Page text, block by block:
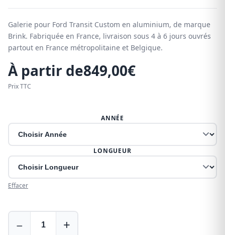
Galerie pour Ford Transit Custom en aluminium, de marque
Brink. Fabriquée en France, livraison sous 4 à 6 jours ouvrés
partout en France métropolitaine et Belgique.
À partir de849,00€
Prix TTC
ANNÉE
LONGUEUR
Effacer
pour
− +